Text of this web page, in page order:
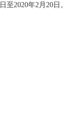
2020年2月20日